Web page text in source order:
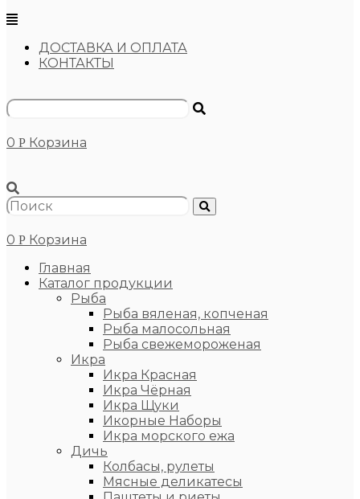
ДОСТАВКА И ОПЛАТА
КОНТАКТЫ
0 Р Корзина
0 Р Корзина
Главная
Каталог продукции
Рыба
Рыба вяленая, копченая
Рыба малосольная
Рыба свежемороженая
Икра
Икра Красная
Икра Чёрная
Икра Щуки
Икорные Наборы
Икра морского ежа
Дичь
Колбасы, рулеты
Мясные деликатесы